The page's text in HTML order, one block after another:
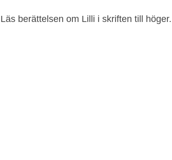
Läs berättelsen om Lilli i skriften till höger.